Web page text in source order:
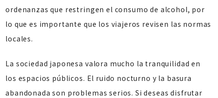
ordenanzas que restringen el consumo de alcohol, por
lo que es importante que los viajeros revisen las normas
locales.
La sociedad japonesa valora mucho la tranquilidad en
los espacios públicos. El ruido nocturno y la basura
abandonada son problemas serios. Si deseas disfrutar